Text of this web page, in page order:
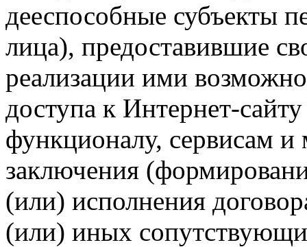
дееспособные субъекты
лица), предоставившие
реализации ими
доступа к Интернет-
функционалу, сервисам и
заключения
(или) исполнения
(или) иных